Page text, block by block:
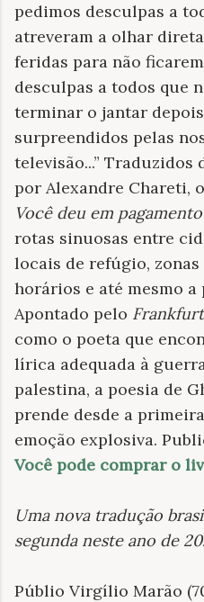
pedimos desculpas a
atreveram a olhar
feridas para não
desculpas a todos que
terminar o jantar
surpreendidos pelas
televisão...” Traduzidos
por Alexandre Chareti,
Você deu em
rotas sinuosas entre
locais de refúgio,
horários e até mesmo
Apontado pelo
como o poeta que
lírica adequada à
palestina, a poesia de
prende desde a
emoção explosiva.
Você pode comprar o
Uma nova tradução
segunda neste ano de
Públio Virgílio Marão